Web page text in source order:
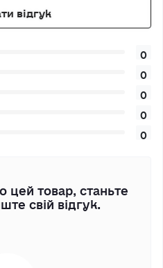
відгук
0
0
0
0
0
цей товар, станьте
свій відгук.